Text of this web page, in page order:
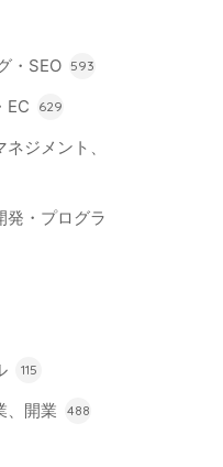
・SEO 593
EC 629
ジメント、
発・プログラ
115
、開業 488